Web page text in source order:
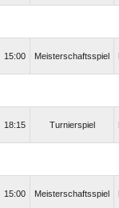
15:00 Meisterschaftsspiel
18:15 Turnierspiel
15:00 Meisterschaftsspiel